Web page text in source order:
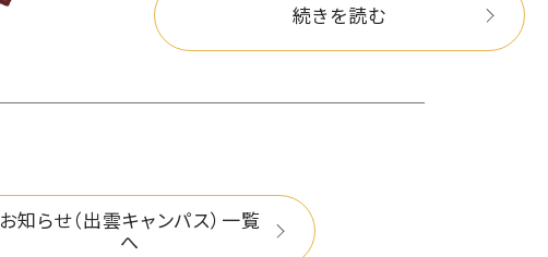
続きを読む
お知らせ（出雲キャンパス）一覧
へ